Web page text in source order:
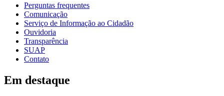
Perguntas frequentes
Comunicação
Serviço de Informação ao Cidadão
Ouvidoria
Transparência
SUAP
Contato
Em destaque